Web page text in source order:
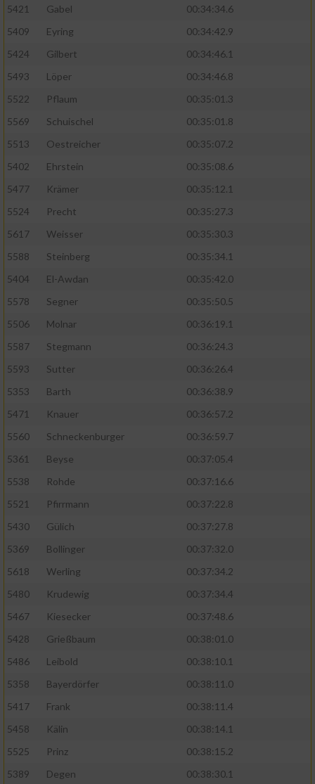
5421
Gabel
00:34:34.6
5409
Eyring
00:34:42.9
5424
Gilbert
00:34:46.1
5493
Löper
00:34:46.8
5522
Pflaum
00:35:01.3
5569
Schuischel
00:35:01.8
5513
Oestreicher
00:35:07.2
5402
Ehrstein
00:35:08.6
5477
Krämer
00:35:12.1
5524
Precht
00:35:27.3
5617
Weisser
00:35:30.3
5588
Steinberg
00:35:34.1
5404
El-Awdan
00:35:42.0
5578
Segner
00:35:50.5
5506
Molnar
00:36:19.1
5587
Stegmann
00:36:24.3
5593
Sutter
00:36:26.4
5353
Barth
00:36:38.9
5471
Knauer
00:36:57.2
5560
Schneckenburger
00:36:59.7
5361
Beyse
00:37:05.4
5538
Rohde
00:37:16.6
5521
Pfirrmann
00:37:22.8
5430
Gülich
00:37:27.8
5369
Bollinger
00:37:32.0
5618
Werling
00:37:34.2
5480
Krudewig
00:37:34.4
5467
Kiesecker
00:37:48.6
5428
Grießbaum
00:38:01.0
5486
Leibold
00:38:10.1
5358
Bayerdörfer
00:38:11.0
5417
Frank
00:38:11.4
5458
Kälin
00:38:14.1
5525
Prinz
00:38:15.2
5389
Degen 00:38:30.1